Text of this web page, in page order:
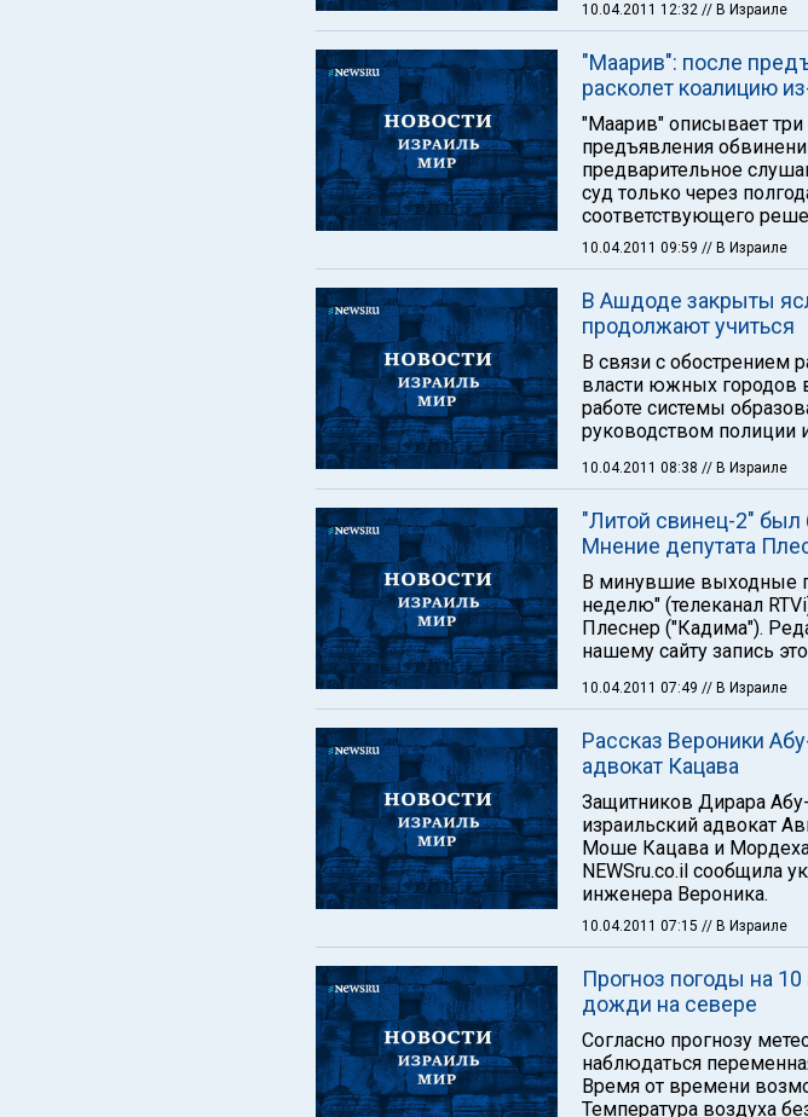
10.04.2011 12:32 // В Израиле
"Маарив": после
расколет коалицию
"Маарив" описывает три
предъявления
предварительное
суд только через
соответствующего
10.04.2011 09:59 // В Израиле
В Ашдоде закрыты
продолжают учиться
В связи с обострением
власти южных
работе системы
руководством полиции
10.04.2011 08:38 // В Израиле
"Литой свинец-2"
Мнение депутата
В минувшие выходные
неделю" (телеканал
Плеснер ("Кадима").
нашему сайту запись
10.04.2011 07:49 // В Израиле
Рассказ Вероники
адвокат Кацава
Защитников Дирара
израильский адвокат
Моше Кацава и
NEWSru.co.il сообщила
инженера Вероника.
10.04.2011 07:15 // В Израиле
Прогноз погоды на
дожди на севере
Согласно прогнозу
наблюдаться
Время от времени
Температура воздуха